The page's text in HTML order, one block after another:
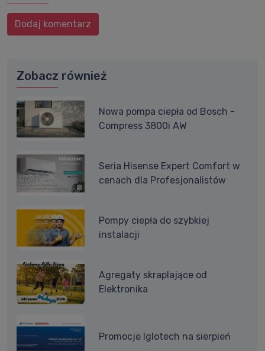
Dodaj komentarz
Zobacz również
Nowa pompa ciepła od Bosch -
Compress 3800i AW
Seria Hisense Expert Comfort w
cenach dla Profesjonalistów
Pompy ciepła do szybkiej
instalacji
Agregaty skraplające od
Elektronika
Promocje Iglotech na sierpień